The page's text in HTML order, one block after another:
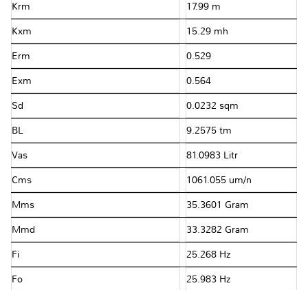
Krm 17.99 mΩ
Kxm 15.29 mh
Erm 0.529
Exm 0.564
Sd 0.0232 sqm
BL 9.2575 tm
Vas 81.0983 Litr
Cms 1061.055 um/n
Mms 35.3601 Gram
Mmd 33.3282 Gram
Fi 25.268 Hz
Fo 25.983 Hz